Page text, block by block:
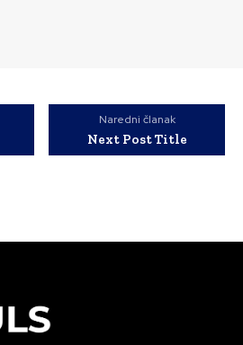
Naredni članak
Next Post Title